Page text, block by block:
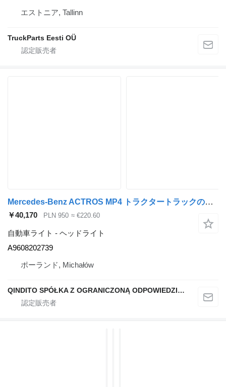
エストニア, Tallinn
TruckParts Eesti OÜ
Mercedes-Benz ACTROS MP4 トラクタートラックのためのMercedes-Benz A9608202739 ヘッドライト
￥40,170 PLN 950 ≈ €220.60
自動車ライト - ヘッドライト
A9608202739
ポーランド, Michałów
QINDITO SPÓŁKA Z OGRANICZONĄ ODPOWIEDZIALNOŚCIĄ